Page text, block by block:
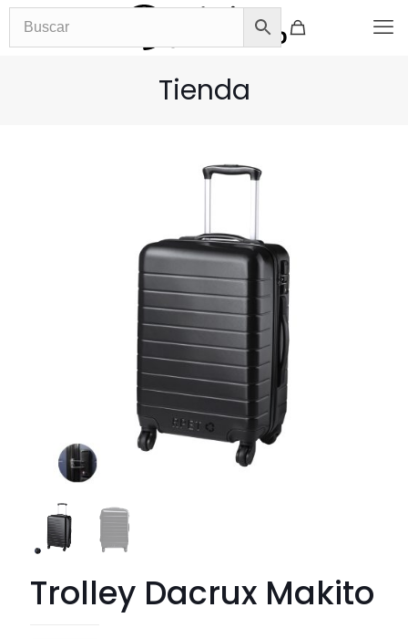
Tienda
Trolley Dacrux Makito